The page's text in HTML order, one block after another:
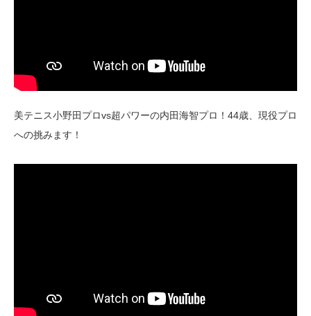
美テニス小野田プロvs超パワーの内田海智プロ！44歳、現役プロ
への挑みます！